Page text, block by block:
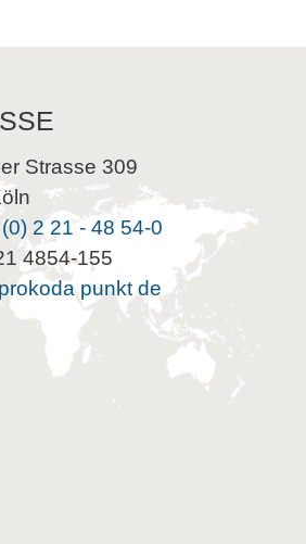
Strasse 309
2 21 - 48 54-0
4854-155
punkt de